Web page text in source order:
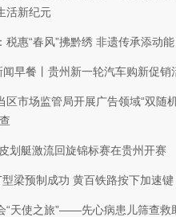
活新纪元
税惠“春风”拂黔绣 非遗传承添动能
闻早餐丨贵州新一轮汽车购新促销
区市场监管局开展广告领域“双随
划艇激流回旋锦标赛在贵州开赛
梁预制成功 黄百铁路按下加速键
“天使之旅”——先心病患儿筛查救